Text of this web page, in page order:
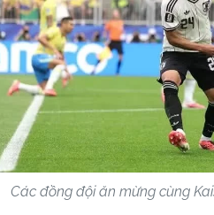
Các đồng đội ăn mừng cùng